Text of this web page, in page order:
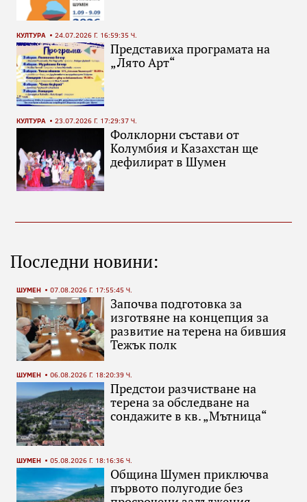
КУЛТУРА 24.07.2026 Г. 16:59:35 Ч.
Представиха програмата на
„Лято Арт“
КУЛТУРА 23.07.2026 Г. 17:29:37 Ч.
Фолклорни състави от
Колумбия и Казахстан ще
дефилират в Шумен
Последни новини:
ШУМЕН 07.08.2026 Г. 17:55:45 Ч.
Започва подготовка за
изготвяне на концепция за
развитие на терена на бившия
Тежък полк
ШУМЕН 06.08.2026 Г. 18:20:39 Ч.
Предстои разчистване на
терена за обследване на
сондажите в кв. „Мътница“
ШУМЕН 05.08.2026 Г. 18:16:36 Ч.
Община Шумен приключва
първото полугодие без